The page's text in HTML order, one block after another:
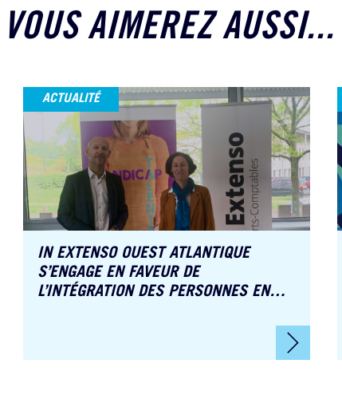
VOUS AIMEREZ AUSSI...
ACTUALITÉ
IN EXTENSO OUEST ATLANTIQUE
S’ENGAGE EN FAVEUR DE
L’INTÉGRATION DES PERSONNES EN